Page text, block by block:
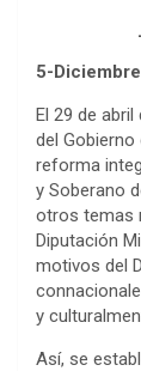
5-
El 29 de
del Gobierno
reforma
y Soberano
otros temas
Diputación
motivos del
y
Así, se